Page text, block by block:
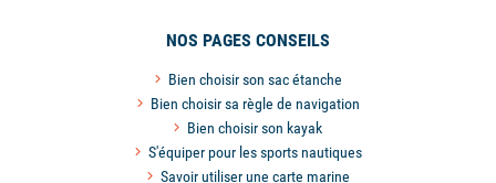
NOS PAGES CONSEILS
Bien choisir son sac étanche
Bien choisir sa règle de navigation
Bien choisir son kayak
S'équiper pour les sports nautiques
Savoir utiliser une carte marine